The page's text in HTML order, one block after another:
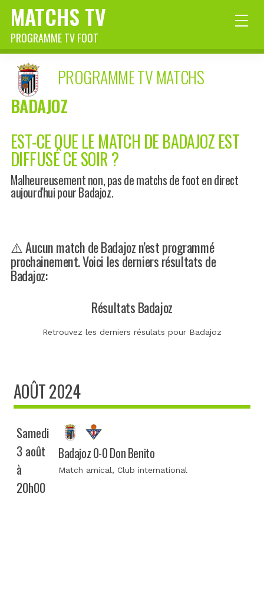
MATCHS TV
PROGRAMME TV FOOT
PROGRAMME TV MATCHS
BADAJOZ
EST-CE QUE LE MATCH DE BADAJOZ EST
DIFFUSÉ CE SOIR ?
Malheureusement non, pas de matchs de foot en direct
aujourd'hui pour Badajoz.
⚠️ Aucun match de Badajoz n’est programmé
prochainement. Voici les derniers résultats de
Badajoz:
Résultats Badajoz
Retrouvez les derniers résulats pour Badajoz
AOÛT 2024
Samedi
3 août
à
20h00
Badajoz 0-0 Don Benito
Match amical, Club international